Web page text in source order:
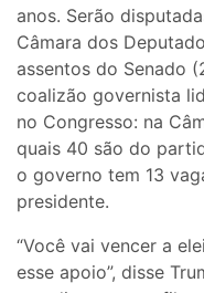
anos. Serão
Câmara dos
assentos do Senado
coalizão governista
no Congresso: na
quais 40 são do
o governo tem 13
presidente.
“Você vai vencer a
esse apoio”, disse